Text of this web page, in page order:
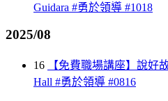
Guidara #勇於領導 #1018
2025/08
16
【免費職場講座】說好
Hall #勇於領導 #0816